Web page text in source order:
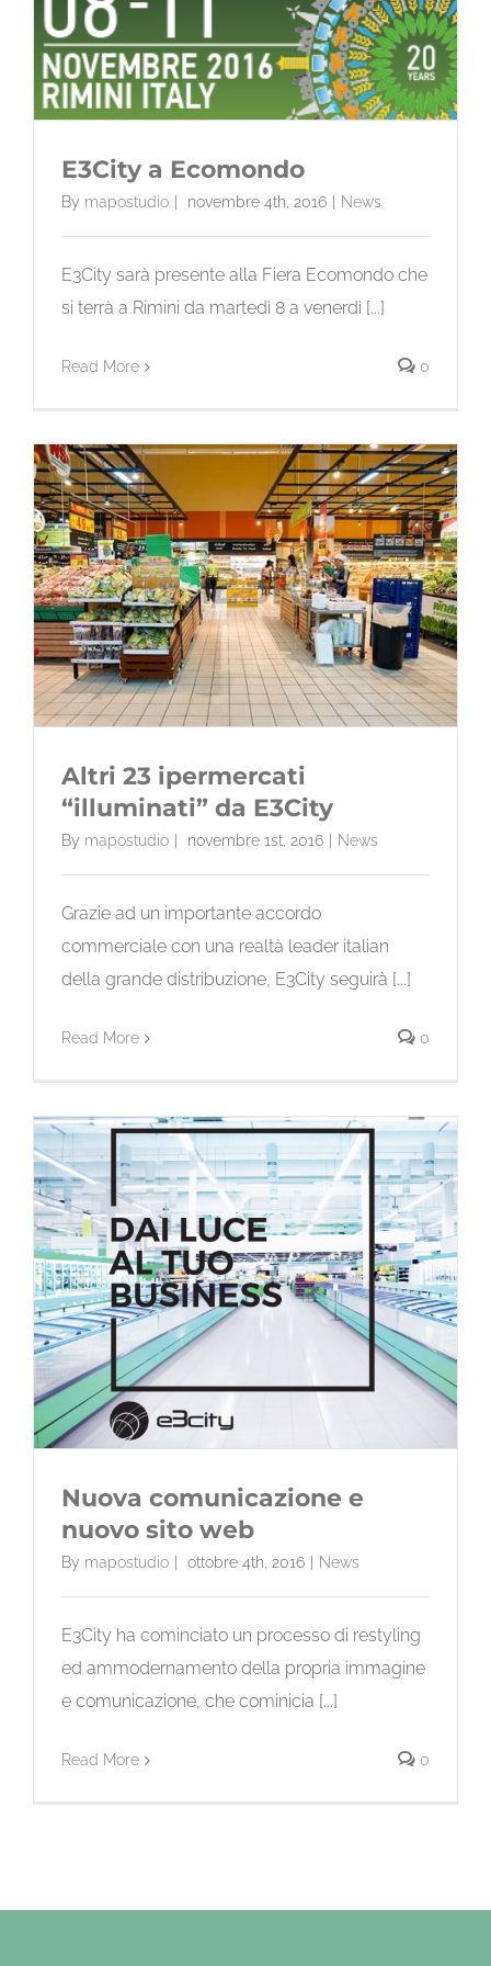
E3City a Ecomondo
By mapostudio novembre 4th, 2016 News
E3City sarà presente alla Fiera Ecomondo che
si terrà a Rimini da martedì 8 a venerdì [...]
Read More 0
Altri 23 ipermercati
“illuminati” da E3City
By mapostudio novembre 1st, 2016 News
Grazie ad un importante accordo
commerciale con una realtà leader italian
della grande distribuzione, E3City seguirà [...]
Read More 0
Nuova comunicazione e
nuovo sito web
By mapostudio ottobre 4th, 2016 News
E3City ha cominciato un processo di restyling
ed ammodernamento della propria immagine
e comunicazione, che cominicia [...]
Read More 0